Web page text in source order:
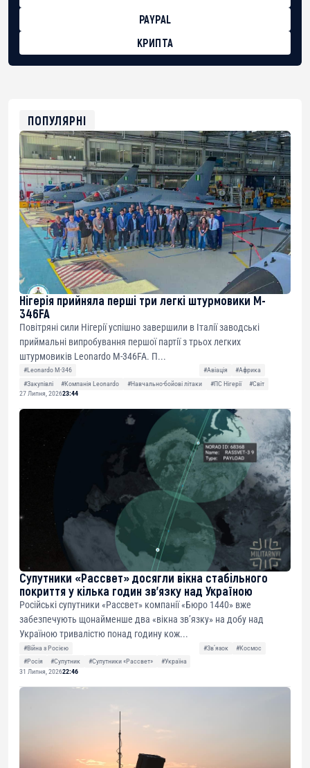
PAYPAL
КРИПТА
0xfD02863D3289416fcF50975c9DFda13623f97758
ПОПУЛЯРНІ
Нігерія прийняла перші три легкі штурмовики M-
346FA
Повітряні сили Нігерії успішно завершили в Італії заводські
приймальні випробування першої партії з трьох легких
штурмовиків Leonardo M-346FA. П...
#Leonardo M-346 #Авіація
#Африка
#Закупівлі
#Компанія Leonardo #Навчально-бойові літаки #ПС Нігерії
#Світ
27 Липня, 202623:44
Супутники «Рассвет» досягли вікна стабільного
покриття у кілька годин зв’язку над Україною
Російські супутники «Рассвет» компанії «Бюро 1440» вже
забезпечують щонайменше два «вікна зв’язку» на добу над
Україною тривалістю понад годину кож...
#Війна з Росією #Звʼязок
#Космос
#Росія
#Супутник #Супутники «Рассвет»
#Україна
31 Липня, 202622:46